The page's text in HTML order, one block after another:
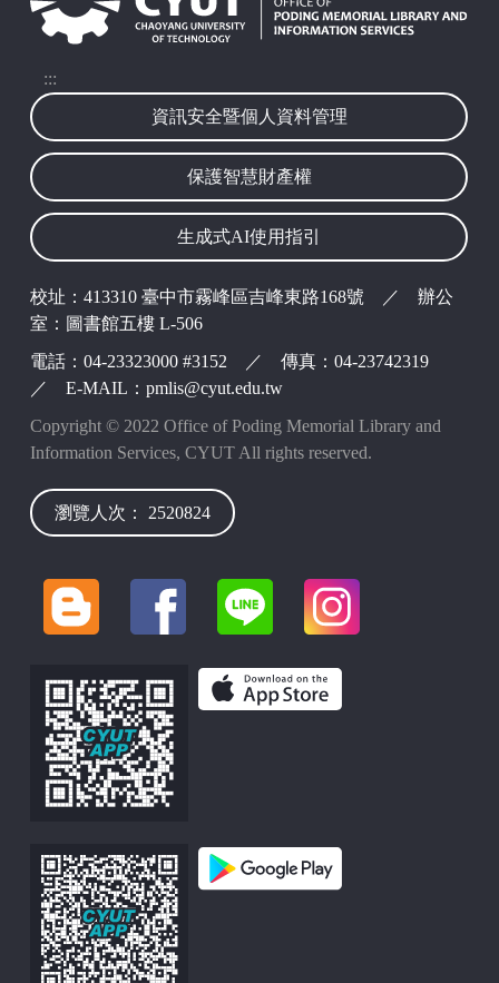
:::
資訊安全暨個人資料管理
保護智慧財產權
生成式AI使用指引
校址：413310 臺中市霧峰區吉峰東路168號 ／ 辦公
室：圖書館五樓 L-506
電話：04-23323000 #3152 ／ 傳真：04-23742319
／ E-MAIL：pmlis@cyut.edu.tw
Copyright © 2022 Office of Poding Memorial Library and
Information Services, CYUT All rights reserved.
瀏覽人次： 2520824